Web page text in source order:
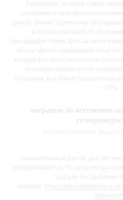
Рубеновичу за очень
отношение и свободное
Доктор провел тщательное
и провел операцию по
геморроидэктомию. Был на связи
просил делать ежедневный отчет по
каждый раз объяснял текущее
истечении месяца после
успешным, все самое страшное
операция по иссечению
Замечательный доктор, дай бог
наверно минут за 15, которую врачи
раз дай бог здоровья
человеку.
https://spb.napopravku.ru/
rubenovich/